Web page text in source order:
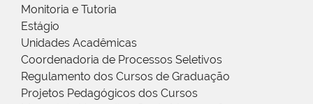
Monitoria e Tutoria
Estágio
Unidades Acadêmicas
Coordenadoria de Processos Seletivos
Regulamento dos Cursos de Graduação
Projetos Pedagógicos dos Cursos